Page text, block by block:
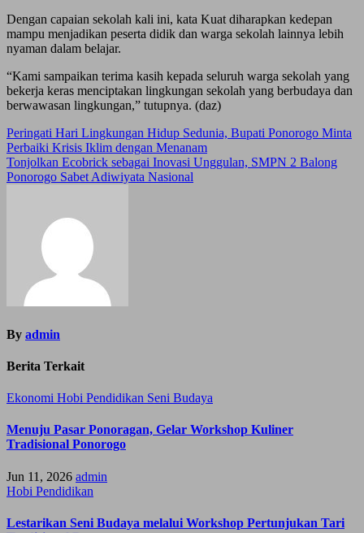
Dengan capaian sekolah kali ini, kata Kuat diharapkan kedepan
mampu menjadikan peserta didik dan warga sekolah lainnya lebih
nyaman dalam belajar.
“Kami sampaikan terima kasih kepada seluruh warga sekolah yang
bekerja keras menciptakan lingkungan sekolah yang berbudaya dan
berwawasan lingkungan,” tutupnya. (daz)
Post
navigation
Peringati Hari Lingkungan Hidup Sedunia, Bupati Ponorogo Minta
Perbaiki Krisis Iklim dengan Menanam
Tonjolkan Ecobrick sebagai Inovasi Unggulan, SMPN 2 Balong
Ponorogo Sabet Adiwiyata Nasional
By admin
Berita Terkait
Ekonomi Hobi Pendidikan Seni Budaya
Menuju Pasar Ponoragan, Gelar Workshop Kuliner
Tradisional Ponorogo
Jun 11, 2026 admin
Hobi Pendidikan
Lestarikan Seni Budaya melalui Workshop Pertunjukan Tari